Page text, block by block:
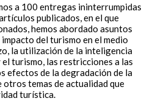
a 100 entregas ininterrumpidas
publicados, en el que
hemos abordado asuntos
del turismo en el medio
la utilización de la inteligencia
turismo, las restricciones a las
efectos de la degradación de la
temas de actualidad que
turística.